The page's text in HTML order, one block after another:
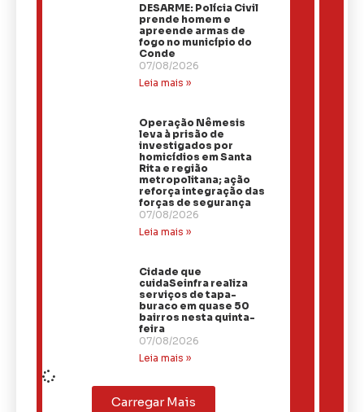
DESARME: Polícia Civil
prende homem e
apreende armas de
fogo no município do
Conde
07/08/2026
Leia mais »
Operação Nêmesis
leva à prisão de
investigados por
homicídios em Santa
Rita e região
metropolitana; ação
reforça integração das
forças de segurança
07/08/2026
Leia mais »
Cidade que
cuidaSeinfra realiza
serviços de tapa-
buraco em quase 50
bairros nesta quinta-
feira
07/08/2026
Leia mais »
Carregar Mais